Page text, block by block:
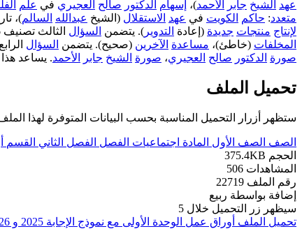
عهد الشيخ جابر الأحمد)، إسهام الدكتور صالح العجيري في علم
متعدد: حاكم الكويت في عهد الاستقلال (الشيخ عبدالله السالم)،
لإنتاج منتجات جديدة (إعادة التدوير ). يتضمن السؤال الثالث تصنيف 5
المخلفات (خاطئ)، مساعدة الآخرين (صحيح). يتضمن السؤال
صورة الدكتور صالح العجيري، صورة الشيخ جابر الأحمد. يساعد
تحميل الملف
ستظهر أزرار التحميل المناسبة بحسب البيانات المتوفرة لهذا
الصف الصف الأول المادة اجتماعيات الفصل الفصل الثاني القسم
الحجم 375.4KB
المشاهدات 506
رقم الملف 22719
إضافة بواسطة ربيع
سيظهر زر التحميل خلال 5
تحميل الملف أوراق عمل الوحدة الأولى مع نموذج الإجابة 2025 و 2026م